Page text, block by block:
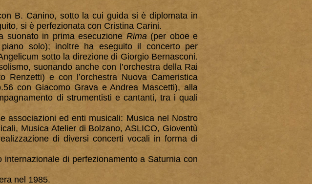
B. Canino, sotto la cui guida si è diplomata in
si è perfezionata con Cristina Carini.
suonato in prima esecuzione Rima(per oboe e
solo); inoltre ha eseguito il concerto per
sotto la direzione di Giorgio Bernasconi.
suonando anche con l’orchestra della Rai
Renzetti) e con l’orchestra Nuova Cameristica
con Giacomo Grava e Andrea Mascetti), alla
di strumentisti e cantanti, tra i quali
associazioni ed enti musicali: Musica nel Nostro
Musica Atelier di Bolzano, ASLICO, Gioventù
di diversi concerti vocali in forma di
di perfezionamento a Saturnia con
nel 1985.